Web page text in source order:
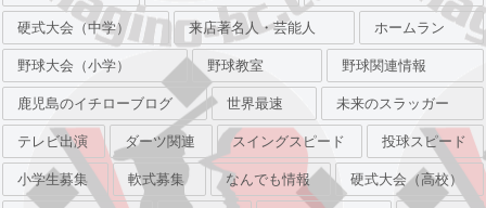
硬式大会（中学） 来店著名人・芸能人 ホームラン
野球大会（小学） 野球教室 野球関連情報
鹿児島のイチローブログ 世界最速 未来のスラッガー
テレビ出演 ダーツ関連 スイングスピード 投球スピード
小学生募集 軟式募集 なんでも情報 硬式大会（高校）